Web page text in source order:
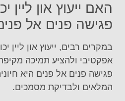
האם ייעוץ און ליין
פגישה פנים אל
במקרים רבים, ייעוץ און ליין
אפקטיבי ולהציע תמיכה
פגישה פנים אל פנים היא
המלאים ולבדיקת מסמכים.